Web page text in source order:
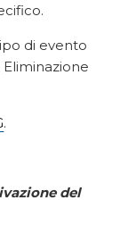
di evento
.
del